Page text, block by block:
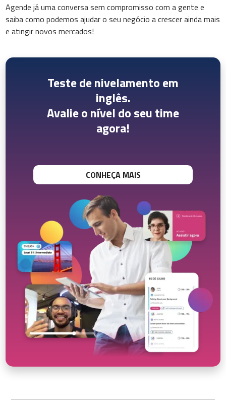
Agende já uma conversa sem compromisso com a gente e
saiba como podemos ajudar o seu negócio a crescer ainda mais
e atingir novos mercados!
Teste de nivelamento em
inglês.
Avalie o nível do seu time
agora!
CONHEÇA MAIS